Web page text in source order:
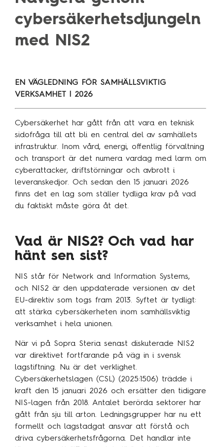
Technology Management
Branschexpertis
Hälsa & sjukvård
Telekom & media
Försvar & säkerhet
Medlemsorganisationer
Myndigheter
Transport & fordon
Finans
Hållbarhet
Mångfald
Utmärkelser
Våra kontor
Vår historia
Vision och kultur
Karriär
Lediga tjänster
Polen
Schweiz
Singapore
Storbritannien
Tyskland
Sopra Steria Global
Sopra Banking Software
Sopra HR Software
cybersäkerhetsdjungeln
med NIS2
EN VÄGLEDNING FÖR SAMHÄLLSVIKTIG
VERKSAMHET | 2026
Cybersäkerhet har gått från att vara en teknisk
sidofråga till att bli en central del av samhällets
infrastruktur. Inom vård, energi, offentlig förvaltning
och transport är det numera vardag med larm om
cyberattacker, driftstörningar och avbrott i
leveranskedjor. Och sedan den 15 januari 2026
finns det en lag som ställer tydliga krav på vad
du faktiskt måste göra åt det.
Vad är NIS2? Och vad har
hänt sen sist?
NIS står för Network and Information Systems,
och NIS2 är den uppdaterade versionen av det
EU-direktiv som togs fram 2013. Syftet är tydligt:
att stärka cybersäkerheten inom samhällsviktig
verksamhet i hela unionen.
När vi på Sopra Steria senast diskuterade NIS2
var direktivet fortfarande på väg in i svensk
lagstiftning. Nu är det verklighet.
Cybersäkerhetslagen (CSL) (2025:1506) trädde i
kraft den 15 januari 2026 och ersätter den tidigare
NIS-lagen från 2018. Antalet berörda sektorer har
gått från sju till arton. Ledningsgrupper har nu ett
formellt och lagstadgat ansvar att förstå och
driva cybersäkerhetsfrågorna. Det handlar inte